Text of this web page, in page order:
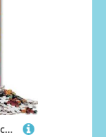
1000-teiliges Puzzle für Erwachsene, Elefantenpaar, anspruchsvolle Puzzles, Kunstwerk-Dekor, Intelligenzspielzeug für Familien-Indoor-Spiele (Größe 26x38cm)